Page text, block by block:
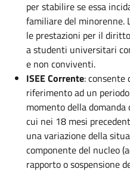
per stabilire se essa
familiare del minorenne.
le prestazioni per il
a studenti universitari
e non conviventi.
ISEE Corrente: consente
riferimento ad un
momento della
cui nei 18 mesi
una variazione della
componente del nucleo
rapporto o sospensione